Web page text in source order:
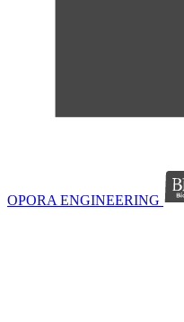
OPORA ENGINEERING